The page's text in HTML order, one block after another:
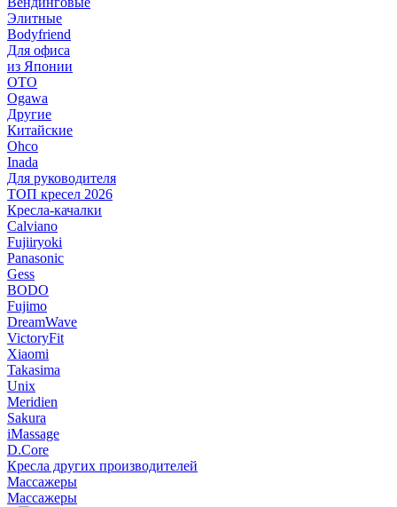
Элитные
Bodyfriend
Для офиса
из Японии
OTO
Ogawa
Другие
Китайские
Ohco
Inada
Для руководителя
ТОП кресел 2026
Кресла-качалки
Calviano
Fujiiryoki
Panasonic
Gess
BODO
Fujimo
DreamWave
VictoryFit
Xiaomi
Takasima
Unix
Meridien
Sakura
iMassage
D.Core
Кресла других производителей
Массажеры
Массажеры